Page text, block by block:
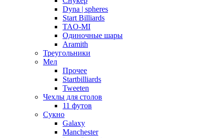
Dyna | spheres
Start Billiards
TAO-MI
Одиночные шары
Aramith
Треугольники
Мел
Прочее
Startbilliards
Tweeten
Чехлы для столов
11 футов
Сукно
Galaxy
Manchester